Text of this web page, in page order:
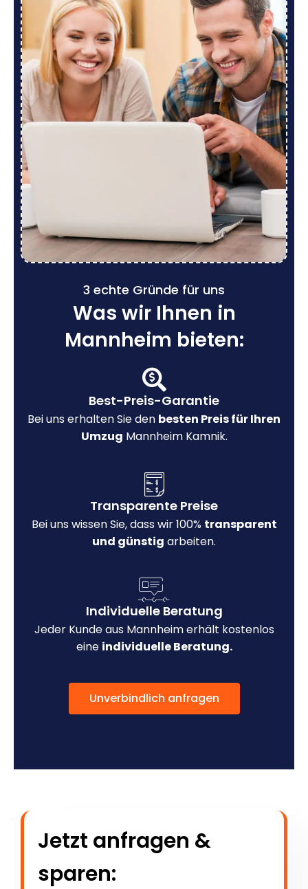
3 echte Gründe für uns
Was wir Ihnen in
Mannheim bieten:
Best-Preis-Garantie
Bei uns erhalten Sie den besten Preis für Ihren
Umzug Mannheim Kamnik.
Transparente Preise
Bei uns wissen Sie, dass wir 100% transparent
und günstig arbeiten.
Individuelle Beratung
Jeder Kunde aus Mannheim erhält kostenlos
eine individuelle Beratung.
Unverbindlich anfragen
Jetzt anfragen &
sparen: